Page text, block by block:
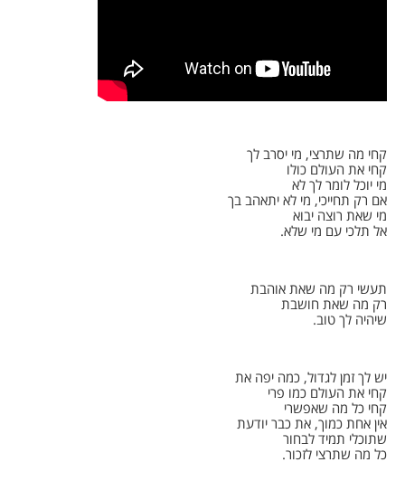
קחי מה שתרצי, מי יסרב לך
קחי את העולם כולו
מי יוכל לומר לך לא
אם רק תחייכי, מי לא יתאהב בך
מי שאת רוצה יבוא
אל תלכי עם מי שלא.
תעשי רק מה שאת אוהבת
רק מה שאת חושבת
שיהיה לך טוב.
יש לך זמן לגדול, כמה יפה את
קחי את העולם כמו פרי
קחי כל מה שאפשרי
אין אחת כמוך, את כבר יודעת
שתוכלי תמיד לבחור
כל מה שתרצי לזכור.